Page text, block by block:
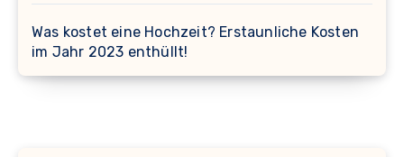
Was kostet eine Hochzeit? Erstaunliche Kosten
im Jahr 2023 enthüllt!